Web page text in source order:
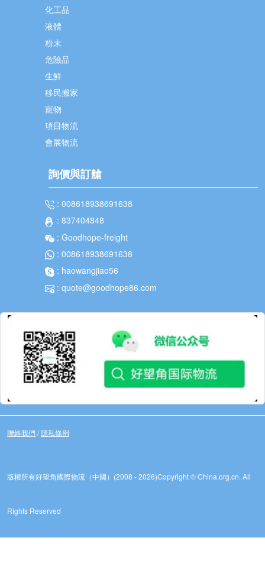
化工品
液體
粉末
危險品
生鮮
移民搬家
寵物
項目物流
會展物流
詢價與訂艙
: 008618938691638
: 837404848
: Goodhope-freight
: 008618938691638
: haowangjiao56
: quote@goodhope86.com
聯絡我們/隱私條例
版權所有好望角國際物流（中國）(2008 - 2026)Copyright © China.org.cn. All
Rights Reserved